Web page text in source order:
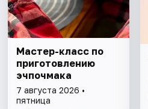
Мастер-класс по
приготовлению
эчпочмака
7 августа 2026 •
пятница